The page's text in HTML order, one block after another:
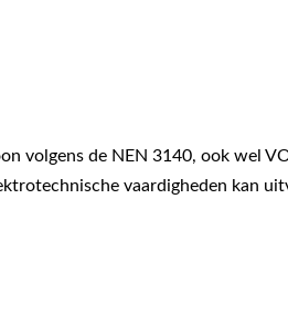
volgens de NEN 3140, ook wel
vaardigheden kan